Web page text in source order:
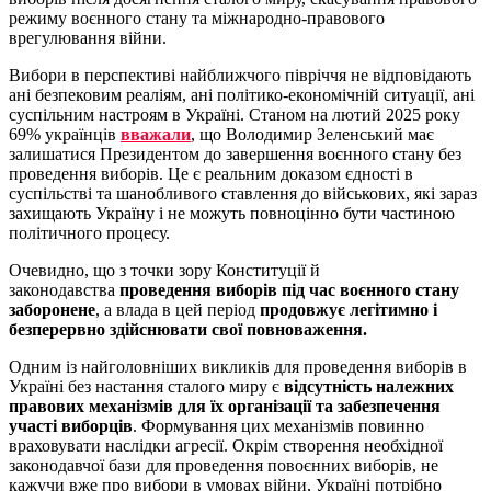
режиму воєнного стану та міжнародно-правового
врегулювання війни.
Вибори в перспективі найближчого півріччя не відповідають
ані безпековим реаліям, ані політико-економічній ситуації, ані
суспільним настроям в Україні. Станом на лютий 2025 року
69% українців вважали, що Володимир Зеленський має
залишатися Президентом до завершення воєнного стану без
проведення виборів. Це є реальним доказом єдності в
суспільстві та шанобливого ставлення до військових, які зараз
захищають Україну і не можуть повноцінно бути частиною
політичного процесу.
Очевидно, що з точки зору Конституції й
законодавства проведення виборів під час воєнного стану
заборонене, а влада в цей період продовжує легітимно і
безперервно здійснювати свої повноваження.
Одним із найголовніших викликів для проведення виборів в
Україні без настання сталого миру є відсутність належних
правових механізмів для їх організації та забезпечення
участі виборців. Формування цих механізмів повинно
враховувати наслідки агресії. Окрім створення необхідної
законодавчої бази для проведення повоєнних виборів, не
кажучи вже про вибори в умовах війни, Україні потрібно